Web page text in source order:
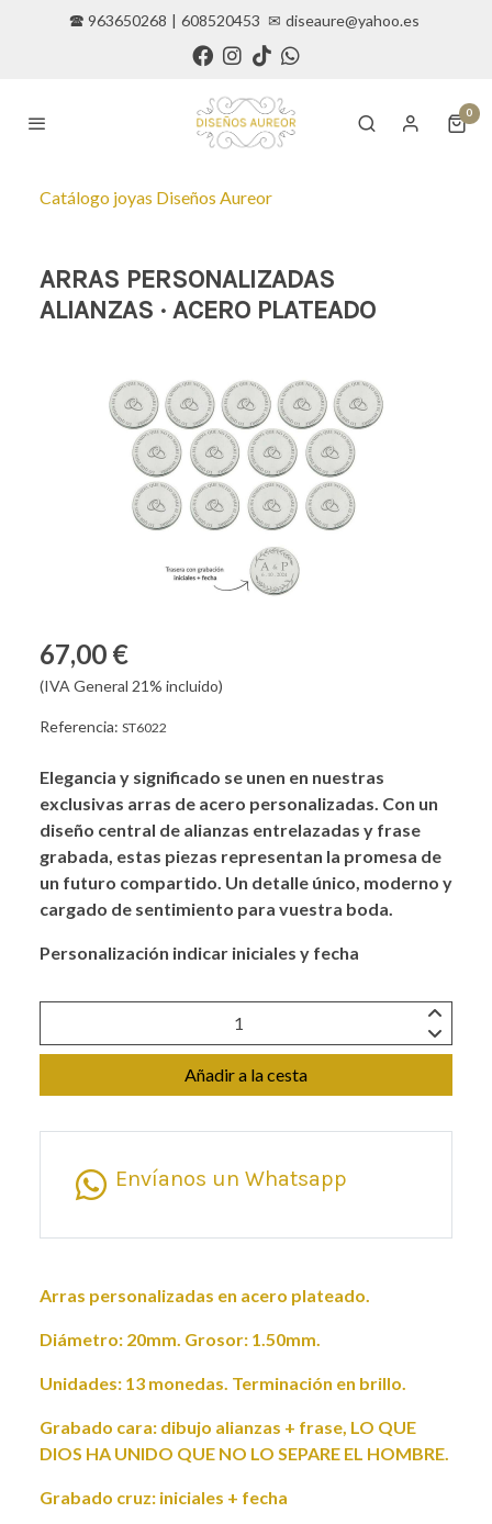
🕿 963650268 | 608520453 ✉ diseaure@yahoo.es
0
Catálogo joyas Diseños Aureor
ARRAS PERSONALIZADAS
ALIANZAS · ACERO PLATEADO
67,00 €
(IVA General 21% incluido)
Referencia: ST6022
Elegancia y significado se unen en nuestras
exclusivas arras de acero personalizadas. Con un
diseño central de alianzas entrelazadas y frase
grabada, estas piezas representan la promesa de
un futuro compartido. Un detalle único, moderno y
cargado de sentimiento para vuestra boda.
Personalización indicar iniciales y fecha
Añadir a la cesta
Envíanos un Whatsapp
Arras personalizadas en acero plateado.
Diámetro: 20mm. Grosor: 1.50mm.
Unidades: 13 monedas. Terminación en brillo.
Grabado cara: dibujo alianzas + frase, LO QUE
DIOS HA UNIDO QUE NO LO SEPARE EL HOMBRE.
Grabado cruz: iniciales + fecha